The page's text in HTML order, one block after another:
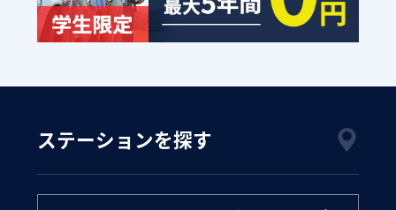
ステーションを探す